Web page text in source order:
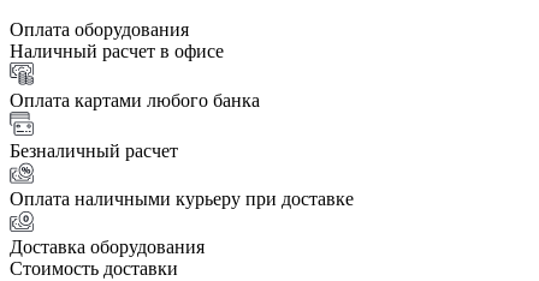
Оплата оборудования
Наличный расчет в офисе
Оплата картами любого банка
Безналичный расчет
Оплата наличными курьеру при доставке
Доставка оборудования
Стоимость доставки